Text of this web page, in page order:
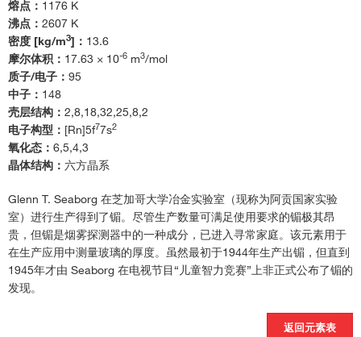
熔点： 1176 K
沸点： 2607 K
密度 [kg/m3]： 13.6
摩尔体积： 17.63 × 10-6 m3/mol
质子/电子： 95
中子： 148
壳层结构： 2,8,18,32,25,8,2
电子构型： [Rn]5f77s2
氧化态： 6,5,4,3
晶体结构： 六方晶系
Glenn T. Seaborg 在芝加哥大学冶金实验室（现称为阿贡国家实验
室）进行生产得到了镅。尽管生产数量可满足使用要求的镅极其昂
贵，但镅是烟雾探测器中的一种成分，已进入寻常家庭。该元素用于
在生产应用中测量玻璃的厚度。虽然最初于1944年生产出镅，但直到
1945年才由 Seaborg 在电视节目“儿童智力竞赛”上非正式公布了镅的
发现。
返回元素表